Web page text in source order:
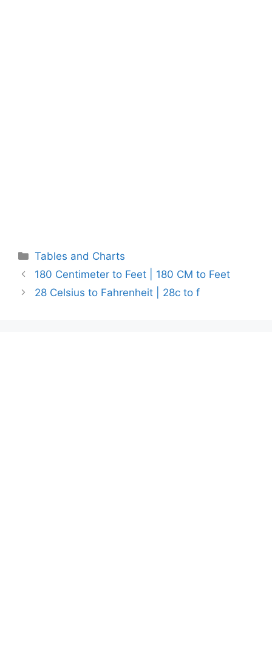
Categories
Tables and Charts
180 Centimeter to Feet | 180 CM to Feet
28 Celsius to Fahrenheit | 28c to f